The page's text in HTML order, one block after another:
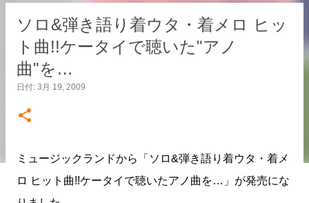
ソロ&弾き語り着ウタ・着メロ ヒッ
ト曲!!ケータイで聴いた"アノ
曲"を…
日付: 3月 19, 2009
ミュージックランドから「ソロ&弾き語り着ウタ・着メ
ロ ヒット曲!!ケータイで聴いたアノ曲を…」が発売にな